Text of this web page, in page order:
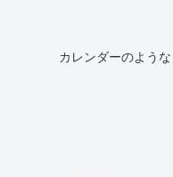
カレンダーのよう